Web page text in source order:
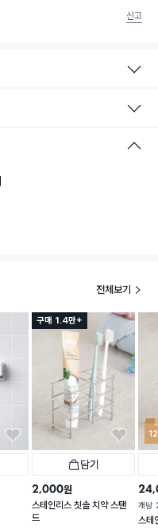
신고
전체보기
구매 1.4만+
담기
2,000원
스테인리스 칫솔 치약 스탠
드
개당
스테